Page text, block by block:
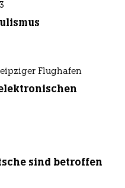
Flughafen
sind betroffen